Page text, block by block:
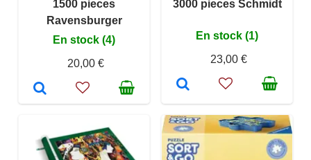
1500 pieces
Ravensburger
En stock (4)
20,00 €
3000 pieces Schmidt
En stock (1)
23,00 €